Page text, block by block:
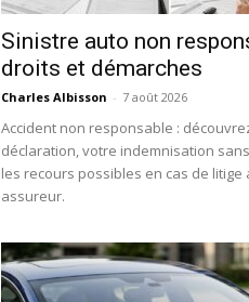
Sinistre auto non
droits et démarches
Charles Albisson - 7 août 2026
Accident non responsable :
déclaration, votre indemnisation
les recours possibles en cas de litige
assureur.